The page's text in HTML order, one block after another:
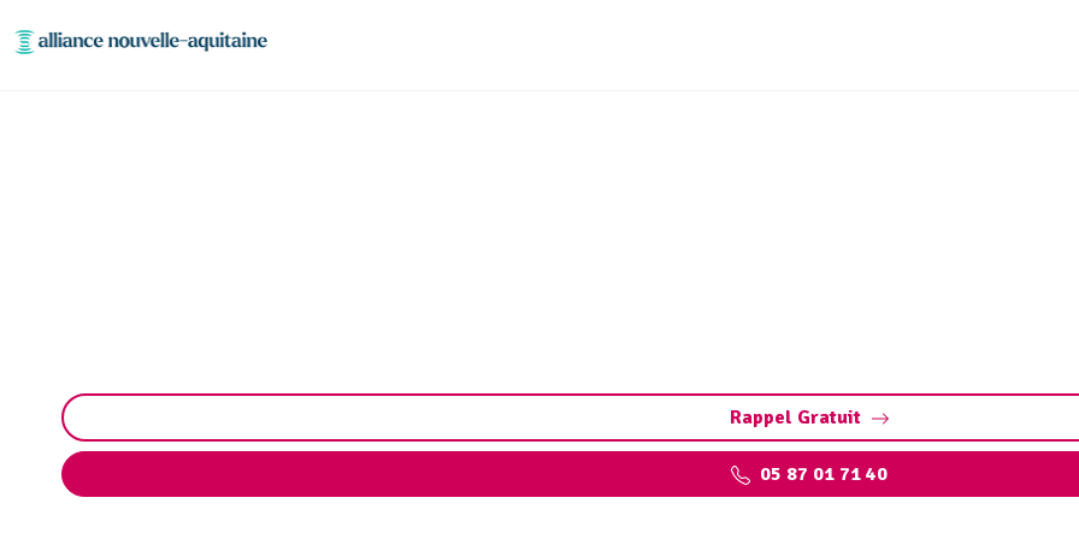
Rappel Gratuit
05 87 01 71 40